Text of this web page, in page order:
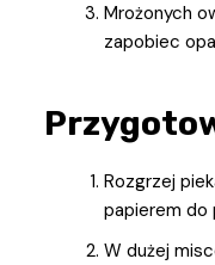
Mrożonych
zapobiec
Rozgrzej
papierem do
W dużej